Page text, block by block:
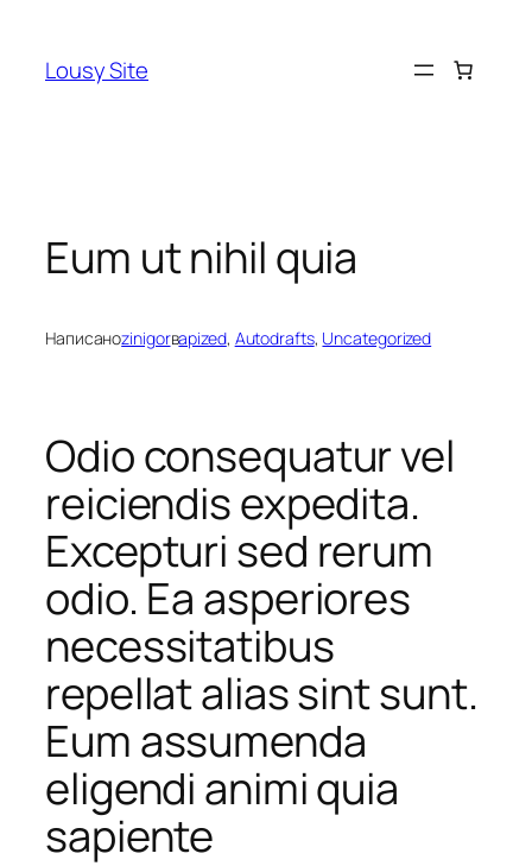
содержимому
Lousy Site
Eum ut nihil quia
Написаноzinigorвapized, Autodrafts, Uncategorized
Odio consequatur vel
reiciendis expedita.
Excepturi sed rerum
odio. Ea asperiores
necessitatibus
repellat alias sint sunt.
Eum assumenda
eligendi animi quia
sapiente